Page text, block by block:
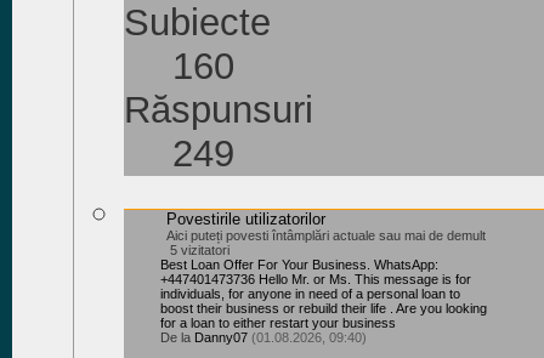
Subiecte
160
Răspunsuri
249
Povestirile utilizatorilor
Aici puteți povesti întâmplări actuale sau mai de demult
5 vizitatori
Best Loan Offer For Your Business. WhatsApp:
+447401473736 Hello Mr. or Ms. This message is for
individuals, for anyone in need of a personal loan to
boost their business or rebuild their life . Are you looking
for a loan to either restart your business
De la Danny07 (01.08.2026, 09:40)